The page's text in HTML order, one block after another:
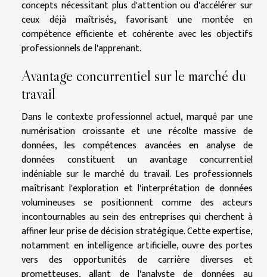
concepts nécessitant plus d'attention ou d'accélérer sur
ceux déjà maîtrisés, favorisant une montée en
compétence efficiente et cohérente avec les objectifs
professionnels de l'apprenant.
Avantage concurrentiel sur le marché du
travail
Dans le contexte professionnel actuel, marqué par une
numérisation croissante et une récolte massive de
données, les compétences avancées en analyse de
données constituent un avantage concurrentiel
indéniable sur le marché du travail. Les professionnels
maîtrisant l'exploration et l'interprétation de données
volumineuses se positionnent comme des acteurs
incontournables au sein des entreprises qui cherchent à
affiner leur prise de décision stratégique. Cette expertise,
notamment en intelligence artificielle, ouvre des portes
vers des opportunités de carrière diverses et